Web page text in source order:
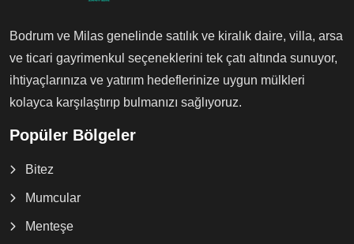
Bodrum ve Milas genelinde satılık ve kiralık daire, villa, arsa
ve ticari gayrimenkul seçeneklerini tek çatı altında sunuyor,
ihtiyaçlarınıza ve yatırım hedeflerinize uygun mülkleri
kolayca karşılaştırıp bulmanızı sağlıyoruz.
Popüler Bölgeler
Bitez
Mumcular
Menteşe